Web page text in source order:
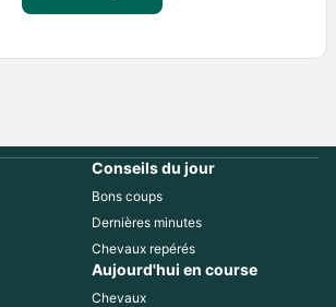
Conseils du jour
Bons coups
Dernières minutes
Chevaux repérés
Aujourd'hui en course
Chevaux